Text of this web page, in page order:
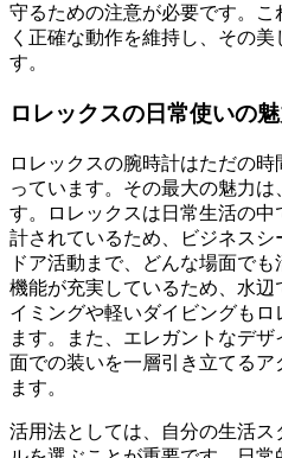
守るための注意が必要です。
く正確な動作を維持し、その
す。
ロレックスの日常使いの
ロレックスの腕時計はただの
っています。その最大の魅力は
す。ロレックスは日常生活の
計されているため、ビジネスシ
ドア活動まで、どんな場面で
機能が充実しているため、水
イミングや軽いダイビングも
ます。また、エレガントなデ
面での装いを一層引き立てる
ます。
活用法としては、自分の生活